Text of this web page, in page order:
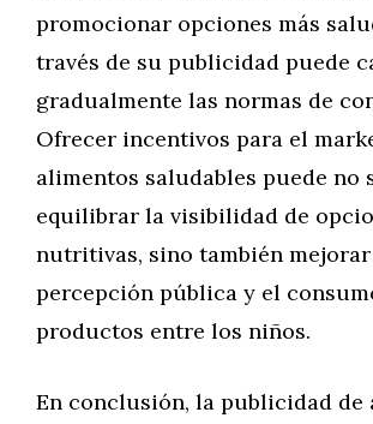
promocionar opciones más
través de su publicidad puede
gradualmente las normas de
Ofrecer incentivos para el
alimentos saludables puede no
equilibrar la visibilidad de
nutritivas, sino también
percepción pública y el
productos entre los niños.
En conclusión, la publicidad de